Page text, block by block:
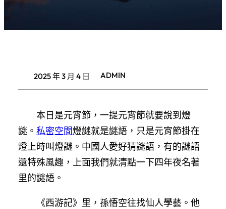
2025 年 3 月 4 日 ADMIN
本日是元宵節，一提元宵節就要說到燈
謎。 私密空間燈謎就是謎語，只是元宵節掛在
燈上時叫燈謎。中國人愛好猜謎語，有的謎語
還特殊風趣，上面我們就清點一下四年夜名著
里的謎語。
《西游記》里，孫悟空往找仙人學藝。他